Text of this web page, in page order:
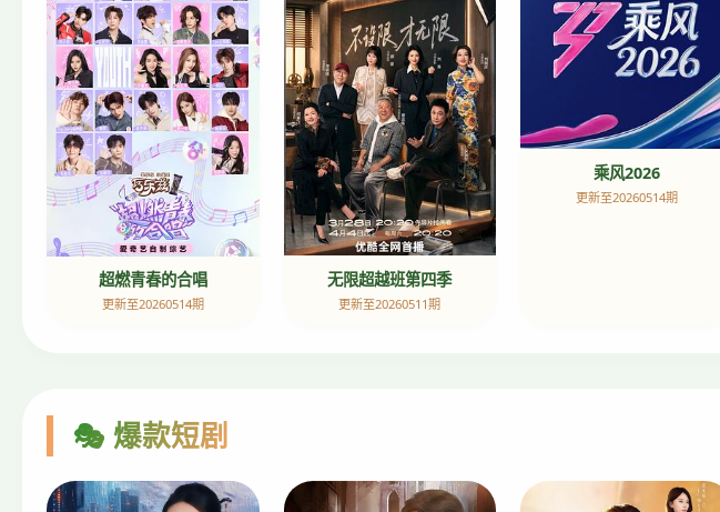
超燃青春的合唱
更新至20260514期
无限超越班第四季
更新至20260511期
乘风2026
更新至20260514期
🎭 爆款短剧